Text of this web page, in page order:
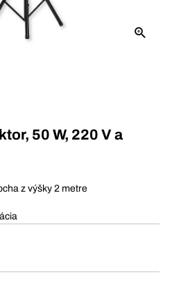
50 W, 220 V a
z výšky 2 metre